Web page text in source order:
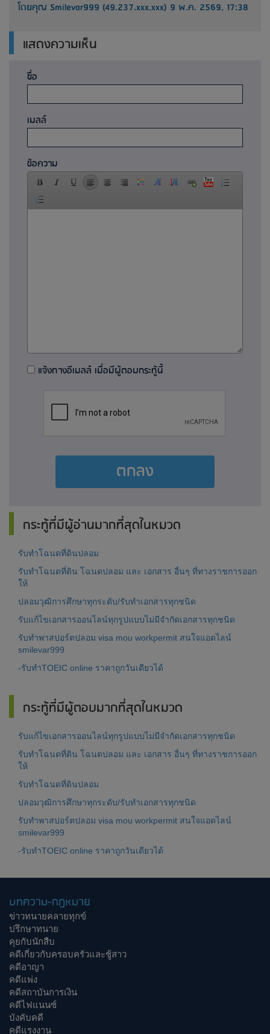
โดยคุณ Smilevar999 (49.237.xxx.xxx) 9 พ.ค. 2569, 17:38
แสดงความเห็น
ชื่อ
เมลล์
ข้อความ
แจ้งทางอีเมลล์ เมื่อมีผู้ตอบกระทู้นี้
ตกลง
กระทู้ที่มีผู้อ่านมากที่สุดในหมวด
รับทำโฉนดที่ดินปลอม
รับทำโฉนดที่ดิน โฉนดปลอม และ เอกสาร อื่นๆ ที่ทางราชการออก
ให้
ปลอมวุฒิการศึกษาทุกระดับ/รับทำเอกสารทุกชนิด
รับแก้ไขเอกสารออนไลน์ทุกรูปแบบไม่มีจำกัดเอกสารทุกชนิด
รับทำพาสปอร์ตปลอม visa mou workpermit สนใจแอดไลน์
smilevar999
-รับทำTOEIC online ราคาถูกวันเดียวได้
กระทู้ที่มีผู้ตอบมากที่สุดในหมวด
รับแก้ไขเอกสารออนไลน์ทุกรูปแบบไม่มีจำกัดเอกสารทุกชนิด
รับทำโฉนดที่ดิน โฉนดปลอม และ เอกสาร อื่นๆ ที่ทางราชการออก
ให้
รับทำโฉนดที่ดินปลอม
ปลอมวุฒิการศึกษาทุกระดับ/รับทำเอกสารทุกชนิด
รับทำพาสปอร์ตปลอม visa mou workpermit สนใจแอดไลน์
smilevar999
-รับทำTOEIC online ราคาถูกวันเดียวได้
บทความ-กฎหมาย
ข่าวทนายคลายทุกข์
ปรึกษาทนาย
คุยกับนักสืบ
คดีเกี่ยวกับครอบครัวและชู้สาว
คดีอาญา
คดีแพ่ง
คดีสถาบันการเงิน
คดีไฟแนนซ์
บังคับคดี
คดีแรงงาน